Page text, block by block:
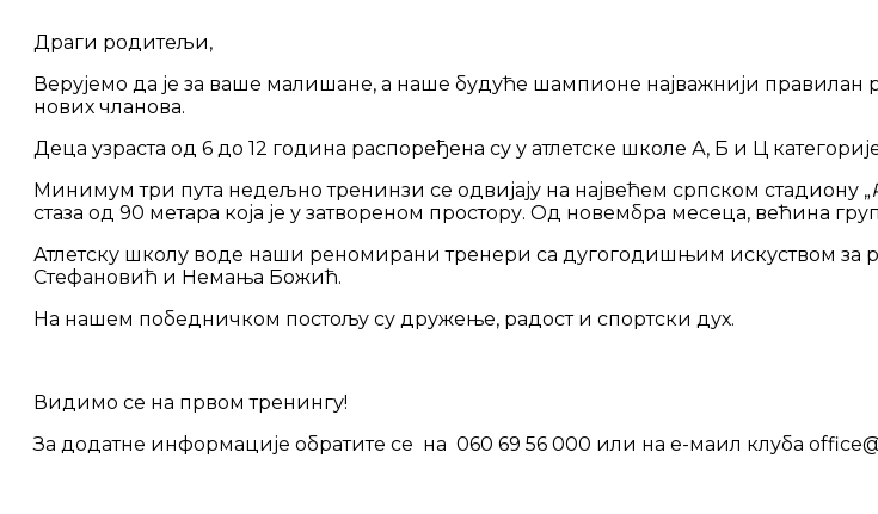
Драги родитељи,
Верујемо да је за ваше малишане, а наше будуће шампионе најважнији правилан
нових чланова.
Деца узраста од 6 до 12 година распоређена су у атлетске школе А, Б и Ц
Минимум три пута недељно тренинзи се одвијају на највећем српском стадиону „
стаза од 90 метара која је у затвореном простору. Од новембра месеца, већина
Атлетску школу воде наши реномирани тренери са дугогодишњим искуством за
Стефановић и Немања Божић.
На нашем победничком постољу су дружење, радост и спортски дух.
Видимо се на првом тренингу!
За додатне информације обратитe се на 060 69 56 000 или на е-маил клуба